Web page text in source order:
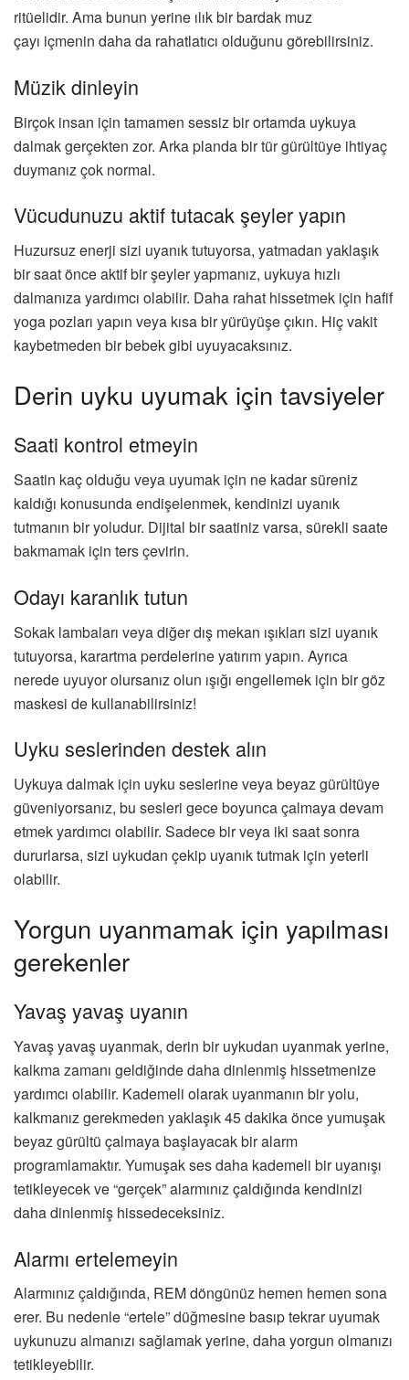
ritüelidir. Ama bunun yerine ılık bir bardak muz
çayı içmenin daha da rahatlatıcı olduğunu görebilirsiniz.
Müzik dinleyin
Birçok insan için tamamen sessiz bir ortamda uykuya
dalmak gerçekten zor. Arka planda bir tür gürültüye ihtiyaç
duymanız çok normal.
Vücudunuzu aktif tutacak şeyler yapın
Huzursuz enerji sizi uyanık tutuyorsa, yatmadan yaklaşık
bir saat önce aktif bir şeyler yapmanız, uykuya hızlı
dalmanıza yardımcı olabilir. Daha rahat hissetmek için hafif
yoga pozları yapın veya kısa bir yürüyüşe çıkın. Hiç vakit
kaybetmeden bir bebek gibi uyuyacaksınız.
Derin uyku uyumak için tavsiyeler
Saati kontrol etmeyin
Saatin kaç olduğu veya uyumak için ne kadar süreniz
kaldığı konusunda endişelenmek, kendinizi uyanık
tutmanın bir yoludur. Dijital bir saatiniz varsa, sürekli saate
bakmamak için ters çevirin.
Odayı karanlık tutun
Sokak lambaları veya diğer dış mekan ışıkları sizi uyanık
tutuyorsa, karartma perdelerine yatırım yapın. Ayrıca
nerede uyuyor olursanız olun ışığı engellemek için bir göz
maskesi de kullanabilirsiniz!
Uyku seslerinden destek alın
Uykuya dalmak için uyku seslerine veya beyaz gürültüye
güveniyorsanız, bu sesleri gece boyunca çalmaya devam
etmek yardımcı olabilir. Sadece bir veya iki saat sonra
dururlarsa, sizi uykudan çekip uyanık tutmak için yeterli
olabilir.
Yorgun uyanmamak için yapılması
gerekenler
Yavaş yavaş uyanın
Yavaş yavaş uyanmak, derin bir uykudan uyanmak yerine,
kalkma zamanı geldiğinde daha dinlenmiş hissetmenize
yardımcı olabilir. Kademeli olarak uyanmanın bir yolu,
kalkmanız gerekmeden yaklaşık 45 dakika önce yumuşak
beyaz gürültü çalmaya başlayacak bir alarm
programlamaktır. Yumuşak ses daha kademeli bir uyanışı
tetikleyecek ve “gerçek” alarmınız çaldığında kendinizi
daha dinlenmiş hissedeceksiniz.
Alarmı ertelemeyin
Alarmınız çaldığında, REM döngünüz hemen hemen sona
erer. Bu nedenle “ertele” düğmesine basıp tekrar uyumak
uykunuzu almanızı sağlamak yerine, daha yorgun olmanızı
tetikleyebilir.